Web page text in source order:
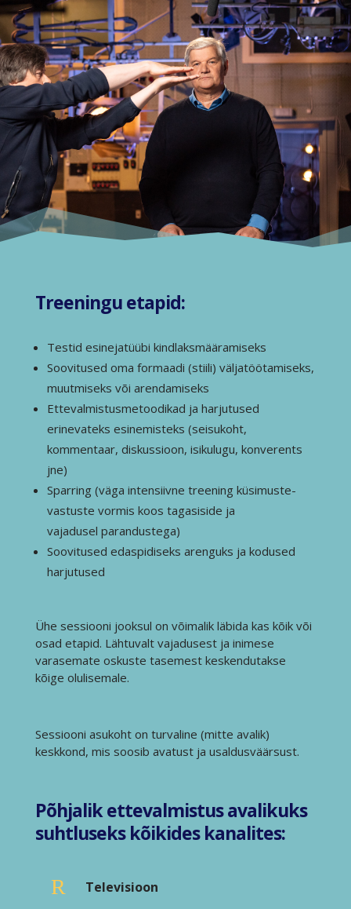
Treeningu etapid:
Testid esinejatüübi kindlaksmääramiseks
Soovitused oma formaadi (stiili) väljatöötamiseks,
muutmiseks või arendamiseks
Ettevalmistusmetoodikad ja harjutused
erinevateks esinemisteks (seisukoht,
kommentaar, diskussioon, isikulugu, konverents
jne)
Sparring (väga intensiivne treening küsimuste-
vastuste vormis koos tagasiside ja
vajadusel parandustega)
Soovitused edaspidiseks arenguks ja kodused
harjutused
Ühe sessiooni jooksul on võimalik läbida kas kõik või
osad etapid. Lähtuvalt vajadusest ja inimese
varasemate oskuste tasemest keskendutakse
kõige olulisemale.
Sessiooni asukoht on turvaline (mitte avalik)
keskkond, mis soosib avatust ja usaldusväärsust.
Põhjalik ettevalmistus avalikuks
suhtluseks kõikides kanalites:
R Televisioon